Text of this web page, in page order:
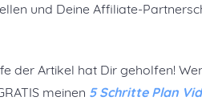
und Deine Affiliate-
der Artikel hat Dir geholfen!
meinen 5 Schritte Plan